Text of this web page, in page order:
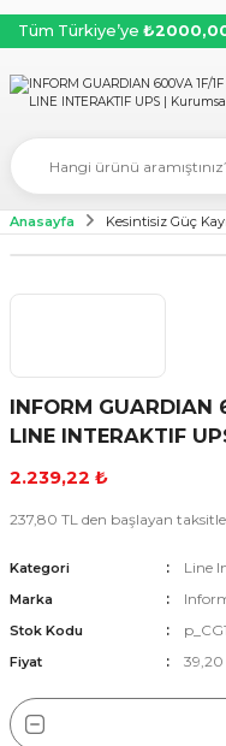
Tüm Türkiye’ye
Anasayfa Kesintisiz Güç
INFORM GUARDIAN
LINE INTERAKTIF
2.239,22 ₺
237,80 TL den başlayan
Kategori Line
Marka
Stok Kodu
Fiyat 39,20